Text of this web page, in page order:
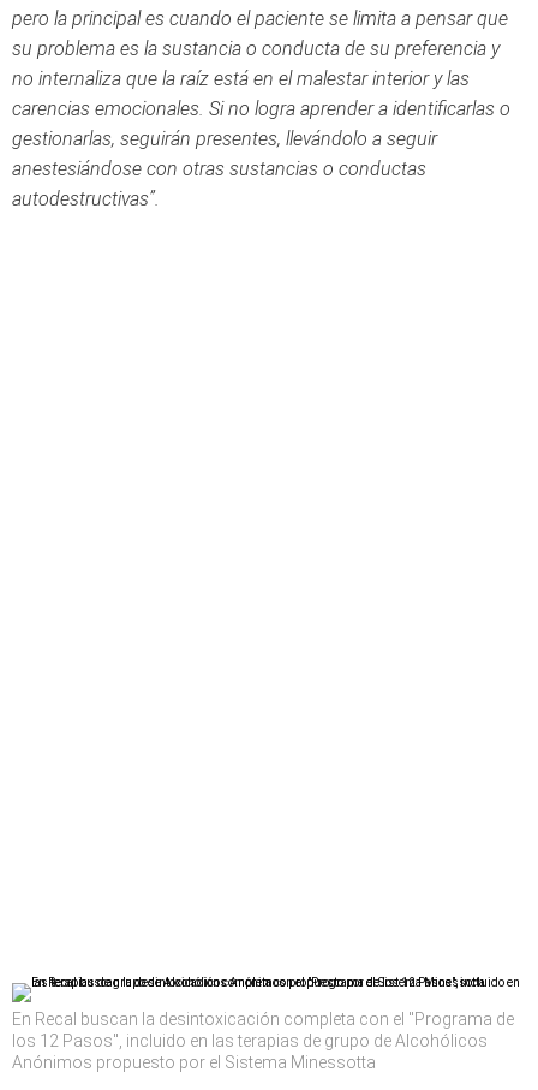
pero la principal es cuando el paciente se limita a pensar que
su problema es la sustancia o conducta de su preferencia y
no internaliza que la raíz está en el malestar interior y las
carencias emocionales. Si no logra aprender a identificarlas o
gestionarlas, seguirán presentes, llevándolo a seguir
anestesiándose con otras sustancias o conductas
autodestructivas”.
En Recal buscan la desintoxicación completa con el "Programa de
los 12 Pasos", incluido en las terapias de grupo de Alcohólicos
Anónimos propuesto por el Sistema Minessotta